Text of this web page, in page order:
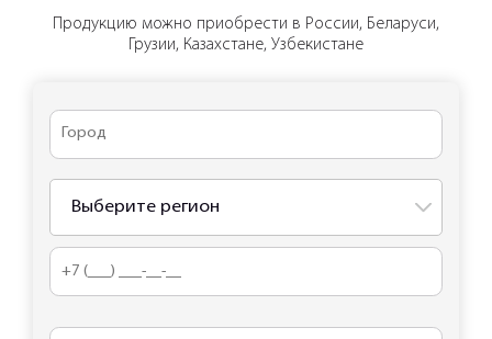
Продукцию можно приобрести в России, Беларуси,
Грузии, Казахстане, Узбекистане
Выберите регион